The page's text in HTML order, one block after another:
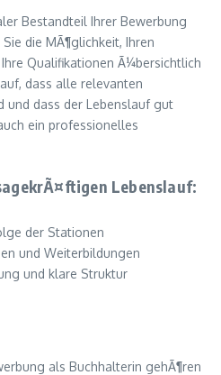
Bestandteil Ihrer Bewerbung
die MÃ¶glichkeit, Ihren
Qualifikationen Ã¼bersichtlich
dass alle relevanten
und dass der Lebenslauf gut
ein professionelles
Lebenslauf:
der Stationen
und Weiterbildungen
und klare Struktur
als Buchhalterin gehÃ¶ren